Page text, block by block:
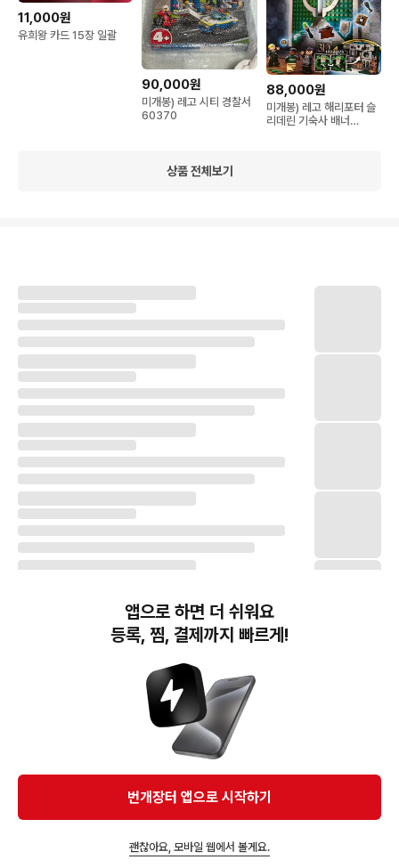
즐겨찾고 알림받기
11,000원
유희왕 카드 15장 일괄
90,000원
미개봉) 레고 시티 경찰서
60370
88,000원
미개봉) 레고 해리포터 슬
리데린 기숙사 배너
상품 전체보기
번개장터(주) 사업자정보, 이용약관 및 기타 법적고지
번개장터㈜는 통신판매중개자이며, 통신판매의 당사자가 아닙니다. 전자상거래 등에서의
소비자보호에 관한 법률 등 관련 법령 및 번개장터㈜의 약관에 따라 상품, 상품정보, 거래에 관한 책임은
개별 판매자에게 귀속하고, 번개장터㈜는 원칙적으로 회원간 거래에 대하여 책임을 지지 않습니다.
다만, 번개장터㈜가 직접 판매하는 상품에 대한 책임은 번개장터㈜에게 귀속합니다.
앱으로 하면 더 쉬워요
등록, 찜, 결제까지 빠르게!
번개장터 앱으로 시작하기
괜찮아요, 모바일 웹에서 볼게요.